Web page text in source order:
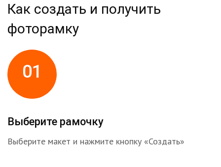
Как создать и получить
фоторамку
01
Выберите рамочку
Выберите макет и нажмите кнопку «Создать»